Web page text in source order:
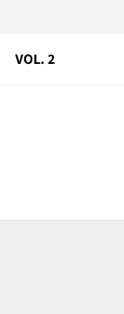
VOL. 2